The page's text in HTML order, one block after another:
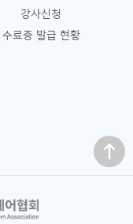
강사신청
수료증 발급 현황
맨 위로